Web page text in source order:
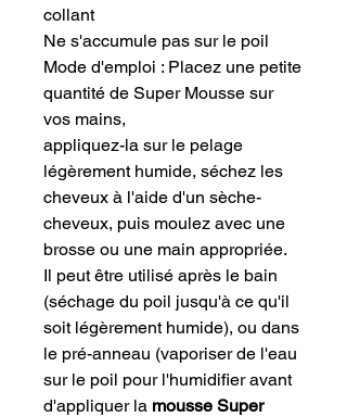
collant
Ne s'accumule pas sur le poil
Mode d'emploi : Placez une petite
quantité de Super Mousse sur
vos mains,
appliquez-la sur le pelage
légèrement humide, séchez les
cheveux à l'aide d'un sèche-
cheveux, puis moulez avec une
brosse ou une main appropriée.
Il peut être utilisé après le bain
(séchage du poil jusqu'à ce qu'il
soit légèrement humide), ou dans
le pré-anneau (vaporiser de l'eau
sur le poil pour l'humidifier avant
d'appliquer la mousse Super